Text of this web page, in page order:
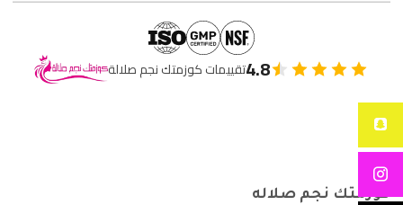
4.8تقييمات كوزمتك نجم صلالة
كوزمتك نجم صلاله